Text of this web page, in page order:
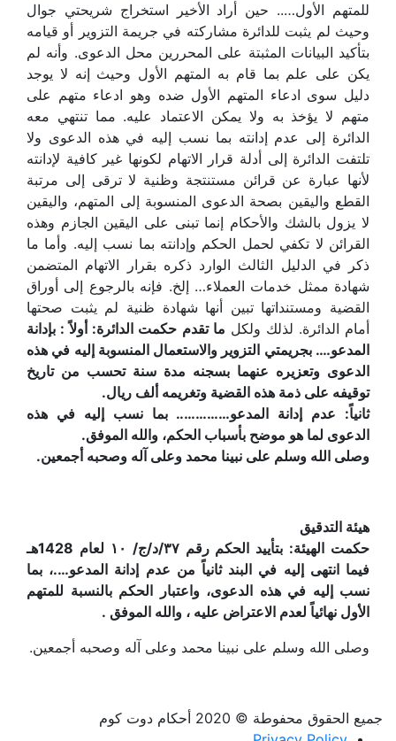
للمتهم الأول….. حين أراد الأخير استخراج شريحتي جوال
وحيث لم يثبت للدائرة مشاركته في جريمة التزوير أو قيامه
بتأكيد البيانات المثبتة على المحررين محل الدعوى. وأنه لم
يكن على علم بما قام به المتهم الأول وحيث إنه لا يوجد
دليل سوى ادعاء المتهم الأول ضده وهو ادعاء متهم على
متهم لا يؤخذ به ولا يمكن الاعتماد عليه. مما تنتهي معه
الدائرة إلى عدم إدانته بما نسب إليه في هذه الدعوى ولا
تلتفت الدائرة إلى أدلة قرار الاتهام لكونها غير كافية لإدانته
لأنها عبارة عن قرائن مستنتجة وظنية لا ترقى إلى مرتبة
القطع واليقين بصحة الدعوى المنسوبة إلى المتهم، واليقين
لا يزول بالشك والأحكام إنما تبنى على اليقين الجازم وهذه
القرائن لا تكفي لحمل الحكم وإدانته بما نسب إليه. وأما ما
ذكر في الدليل الثالث الوارد ذكره بقرار الاتهام المتضمن
شهادة ممثل خدمات العملاء… إلخ. فإنه بالرجوع إلى أوراق
القضية ومستنداتها تبين أنها شهادة ظنية لم يثبت صحتها
أمام الدائرة. لذلك ولكل ما تقدم حكمت الدائرة: أولاً : بإدانة
المدعو…. بجريمتي التزوير والاستعمال المنسوبة إليه في هذه
الدعوى وتعزيره عنهما بسجنه مدة سنة تحسب من تاريخ
توقيفه على ذمة هذه القضية وتغريمه ألف ريال.
ثانياً: عدم إدانة المدعو………….. بما نسب إليه في هذه
الدعوى لما هو موضح بأسباب الحكم، والله الموفق.
وصلى الله وسلم على نبينا محمد وعلى آله وصحبه أجمعين.
هيئة التدقيق
حكمت الهيئة: بتأييد الحكم رقم ۳۷/د/ج/ ۱۰ لعام 1428هـ
فيما انتهى إليه في البند ثانياً من عدم إدانة المدعو….، بما
نسب إليه في هذه الدعوى، واعتبار الحكم بالنسبة للمتهم
الأول نهائياً لعدم الاعتراض عليه ، والله الموفق .
وصلى الله وسلم على نبينا محمد وعلى آله وصحبه أجمعين.
جميع الحقوق محفوطة © 2020 أحكام دوت كوم